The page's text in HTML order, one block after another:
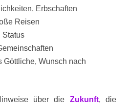
Erbschaften
Reisen
Status
Göttliche, Wunsch nach
über die Zukunft, die